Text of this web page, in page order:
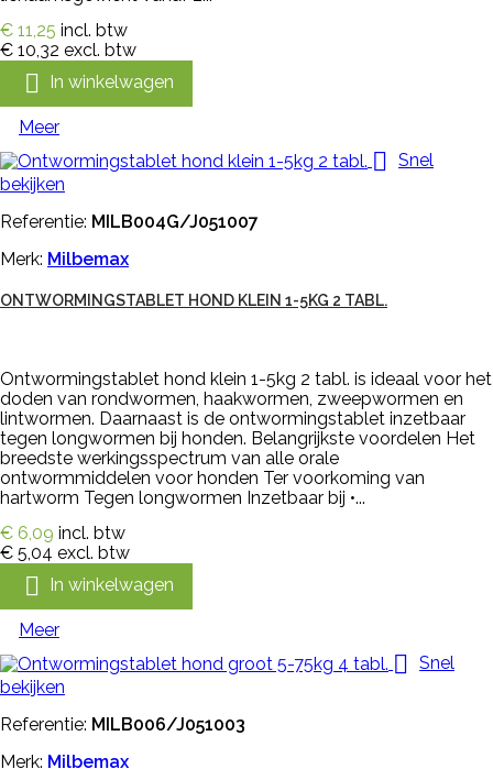
€ 11,25 incl. btw
€ 10,32 excl. btw
 In winkelwagen
Meer
 Snel
bekijken
Referentie: MILB004G/J051007
Merk: Milbemax
ONTWORMINGSTABLET HOND KLEIN 1-5KG 2 TABL.
Ontwormingstablet hond klein 1-5kg 2 tabl. is ideaal voor het
doden van rondwormen, haakwormen, zweepwormen en
lintwormen. Daarnaast is de ontwormingstablet inzetbaar
tegen longwormen bij honden. Belangrijkste voordelen Het
breedste werkingsspectrum van alle orale
ontwormmiddelen voor honden Ter voorkoming van
hartworm Tegen longwormen Inzetbaar bij •...
€ 6,09 incl. btw
€ 5,04 excl. btw
 In winkelwagen
Meer
 Snel
bekijken
Referentie: MILB006/J051003
Merk: Milbemax